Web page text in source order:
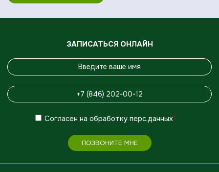
ЗАПИСАТЬСЯ ОНЛАЙН
Согласен на обработку перс.данных*
ПОЗВОНИТЕ МНЕ